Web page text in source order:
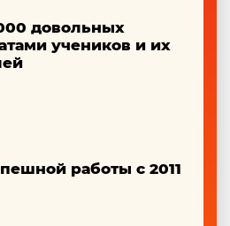
довольных
учеников и их
работы с 2011